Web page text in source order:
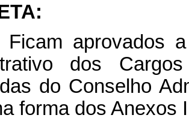
Ficam aprovados
dos
do Conselho
forma dos Anexos